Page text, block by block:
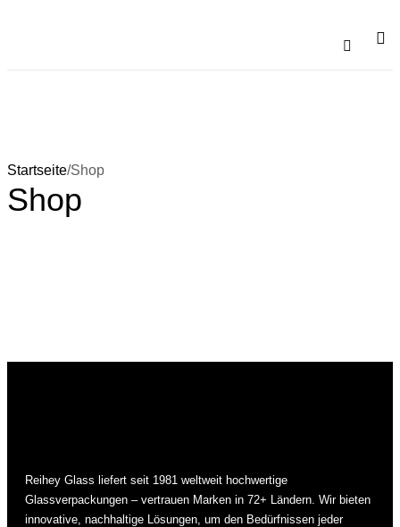
Startseite/Shop
Shop
Reihey Glass liefert seit 1981 weltweit hochwertige
Glassverpackungen – vertrauen Marken in 72+ Ländern. Wir bieten
innovative, nachhaltige Lösungen, um den Bedürfnissen jeder